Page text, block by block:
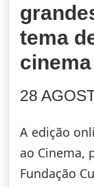
tema
cinema
28
A edição
ao Cinema,
Fundação